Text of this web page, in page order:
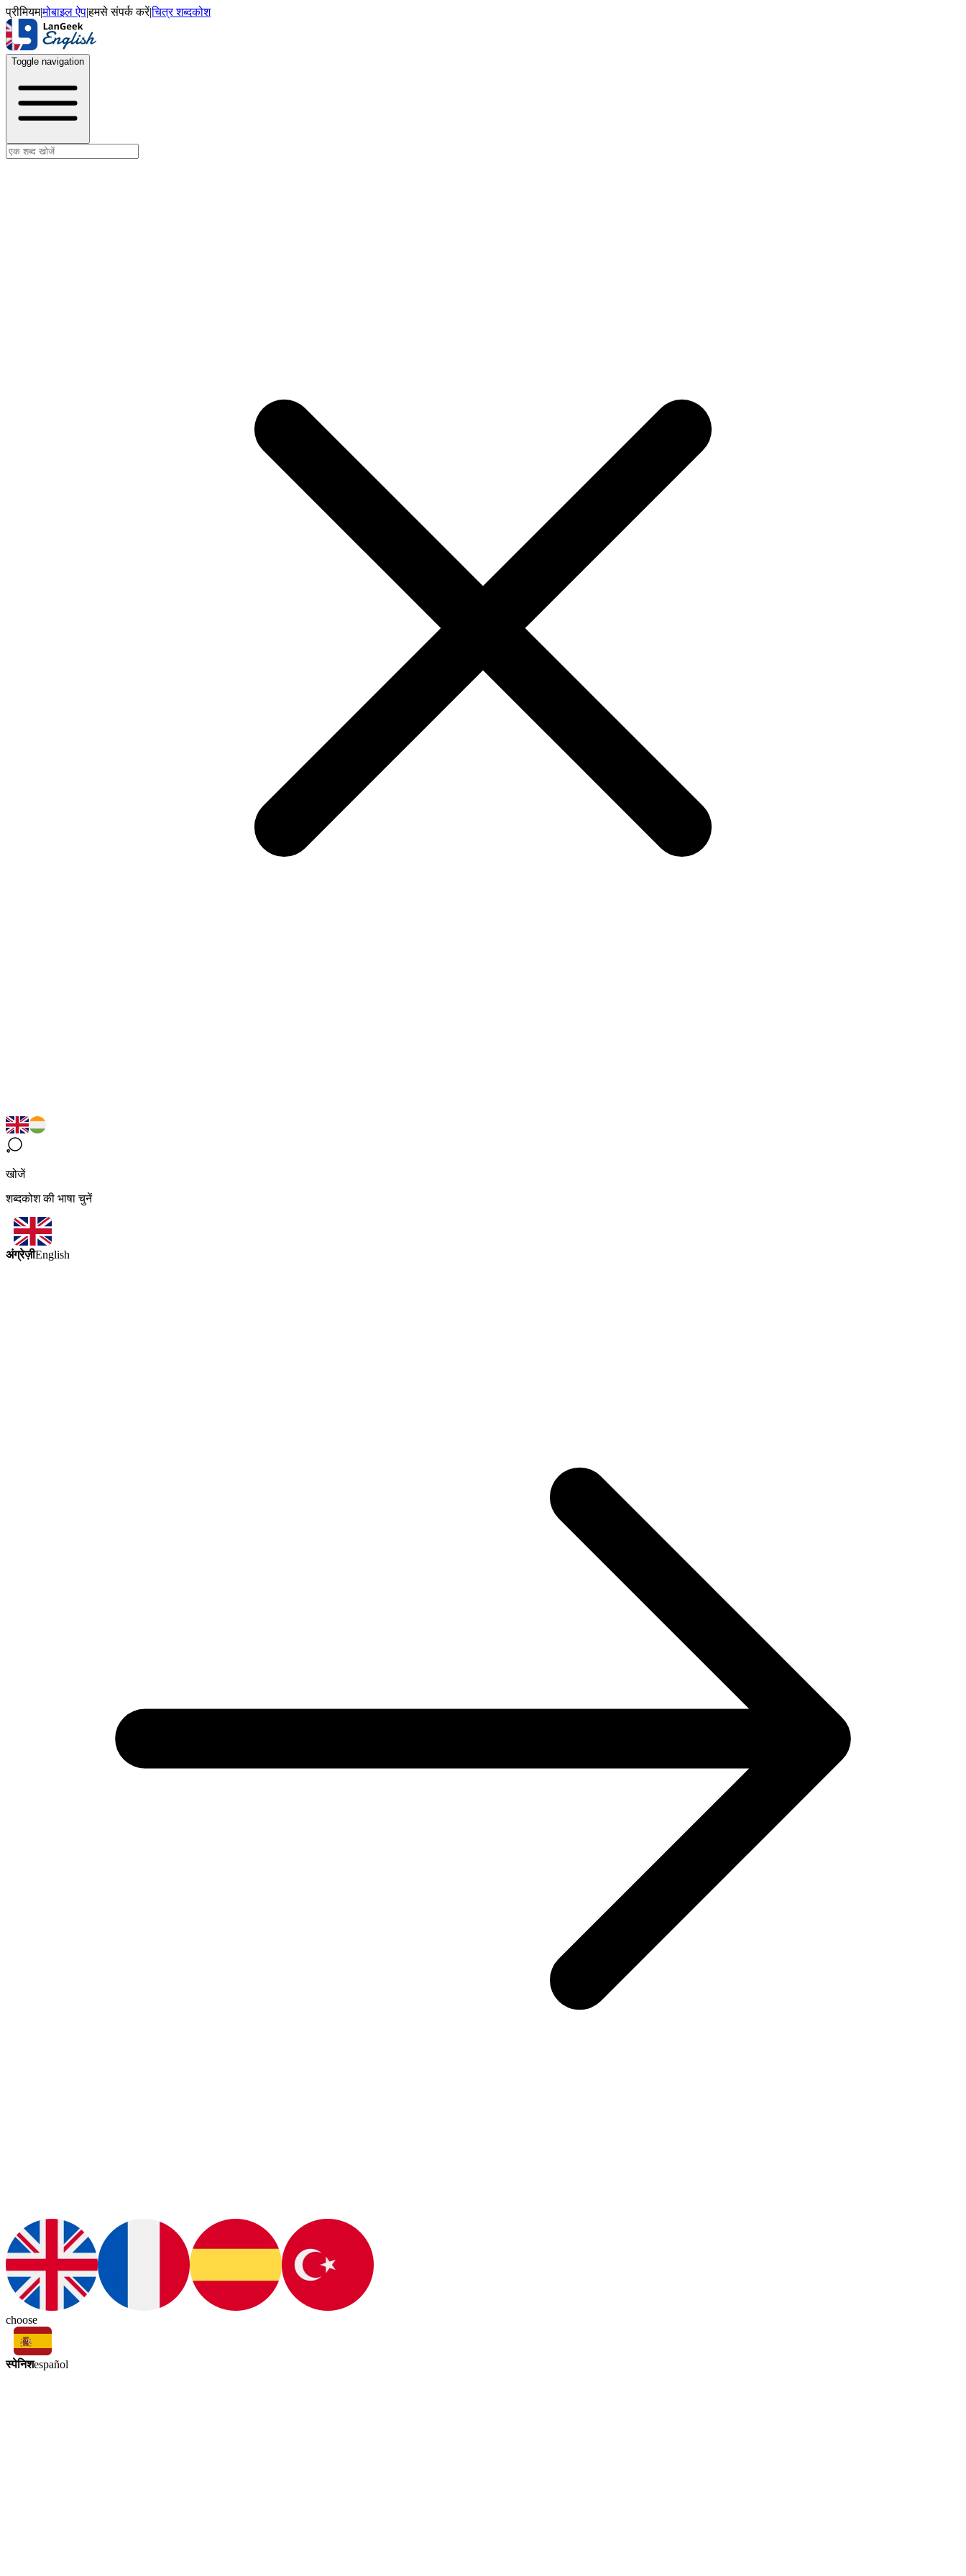
प्रीमियम|मोबाइल ऐप|हमसे संपर्क करें|चित्र शब्दकोश
Toggle navigation
खोजें
शब्दकोश की भाषा चुनें
अंग्रेज़ीEnglish
choose
स्पेनिशespañol